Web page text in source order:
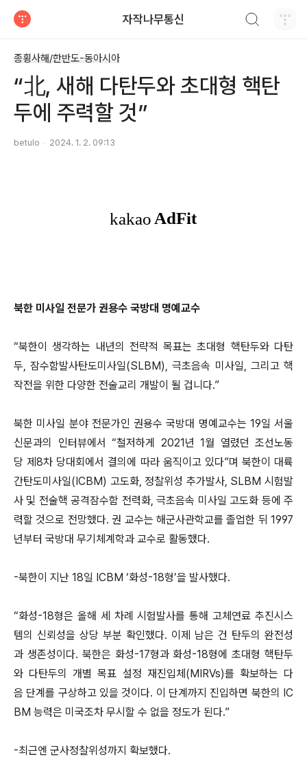
자작나무통신
종횡사해/한반도-동아시아
“北, 새해 다탄두와 초대형 핵탄
두에 주력할 것”
betulo 2024. 1. 2. 09:13
북한 미사일 전문가 권용수 국방대 명예교수
“북한이 생각하는 내년의 전략적 목표는 초대형 핵탄두와 다탄
두, 잠수함발사탄도미사일(SLBM), 극초음속 미사일, 그리고 핵
작전을 위한 다양한 전술교리 개발이 될 겁니다.”
북한 미사일 분야 전문가인 권용수 국방대 명예교수는 19일 서울
신문과의 인터뷰에서 “철저하게 2021년 1월 열렸던 조선노동
당 제8차 당대회에서 결의에 따라 움직이고 있다”며 북한이 대륙
간탄도미사일(ICBM) 고도화, 정찰위성 추가발사, SLBM 시험발
사 및 전술핵 공격잠수함 전력화, 극초음속 미사일 고도화 등에 주
력할 것으로 전망했다. 권 교수는 해군사관학교를 졸업한 뒤 1997
년부터 국방대 무기체계학과 교수로 활동했다.
-북한이 지난 18일 ICBM ‘화성-18형’을 발사했다.
“화성-18형은 올해 세 차례 시험발사를 통해 고체연료 추진시스
템의 신뢰성을 상당 부분 확인했다. 이제 남은 건 탄두의 완전성
과 생존성이다. 북한은 화성-17형과 화성-18형에 초대형 핵탄두
와 다탄두의 개별 목표 설정 재진입체(MIRVs)를 확보하는 다
음 단계를 구상하고 있을 것이다. 이 단계까지 진입하면 북한의 IC
BM 능력은 미국조차 무시할 수 없을 정도가 된다.”
-최근엔 군사정찰위성까지 확보했다.